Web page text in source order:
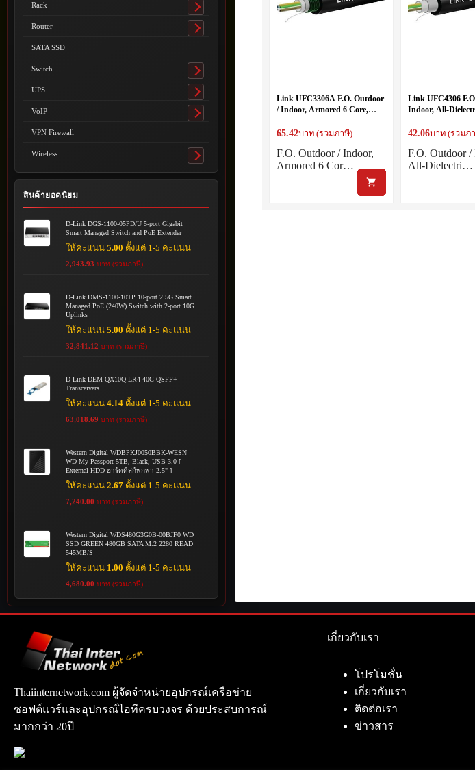
Link UFC3306A F.O. Outdoor
/ Indoor, Armored 6 Core,
65.42บาท (รวมภาษี)
F.O. Outdoor / Indoor,
Armored 6 Cor…
Link UFC4306
Indoor, All-
42.06บาท (รวมภ
F.O. Outdoor /
All-Dielectri…
Rack
Toggle
submenu
Router
Toggle
SATA SSD
Switch
Toggle
submenu
UPS
Toggle
submenu
VoIP
Toggle
VPN Firewall
Wireless
Toggle
submenu
สินค้ายอดนิยม
D-Link DGS-1100-05PD/U 5-port Gigabit
Smart Managed Switch and PoE Extender
ให้คะแนน5.00 ตั้งแต่ 1-5 คะแนน
2,943.93 บาท (รวมภาษี)
D-Link DMS-1100-10TP 10-port 2.5G Smart
Managed PoE (240W) Switch with 2-port 10G
Uplinks
ให้คะแนน5.00 ตั้งแต่ 1-5 คะแนน
32,841.12 บาท (รวมภาษี)
D-Link DEM-QX10Q-LR4 40G QSFP+
Transceivers
ให้คะแนน4.14 ตั้งแต่ 1-5 คะแนน
63,018.69 บาท (รวมภาษี)
Western Digital WDBPKJ0050BBK-WESN
WD My Passport 5TB, Black, USB 3.0 [
External HDD ฮาร์ดดิสก์พกพา 2.5" ]
ให้คะแนน2.67 ตั้งแต่ 1-5 คะแนน
7,240.00 บาท (รวมภาษี)
Western Digital WDS480G3G0B-00BJF0 WD
SSD GREEN 480GB SATA M.2 2280 READ
545MB/S
ให้คะแนน 1.00 ตั้งแต่ 1-5 คะแนน
4,680.00 บาท (รวมภาษี)
Thaiinternetwork.com ผู้จัดจำหน่ายอุปกรณ์เครือข่าย
ซอฟต์แวร์และอุปกรณ์ไอทีครบวงจร ด้วยประสบการณ์
มากกว่า 20ปี
เกี่ยวกับเรา
โปรโมชั่น
เกี่ยวกับเรา
ติดต่อเรา
ข่าวสาร